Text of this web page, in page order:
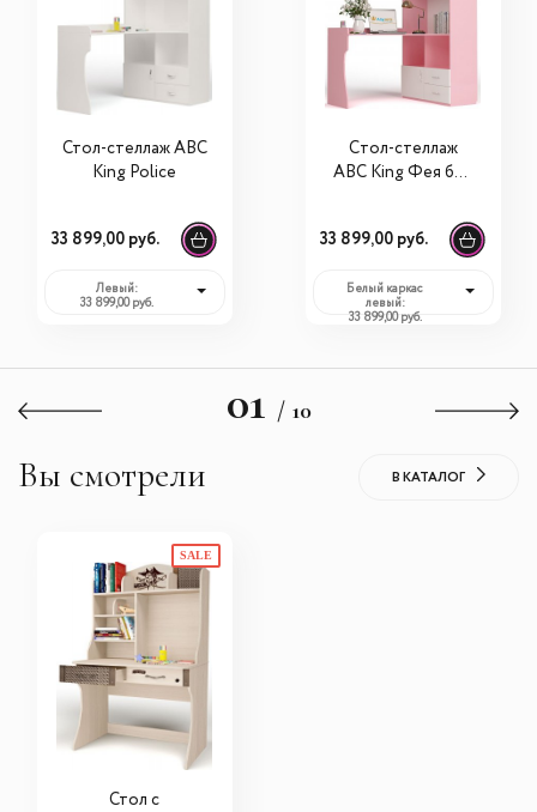
Стол-стеллаж ABC
King Police
33 899,00 руб.
Левый:
33 899,00 руб.
Cтол-стеллаж
ABC King Фея без
33 899,00 руб.
Белый каркас
левый:
33 899,00 руб.
01 / 10
Вы смотрели В КАТАЛОГ
SALE
Стол с